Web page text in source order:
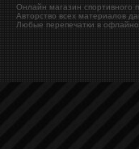
Онлайн магазин спортивного
Авторство всех материалов
Любые перепечатки в